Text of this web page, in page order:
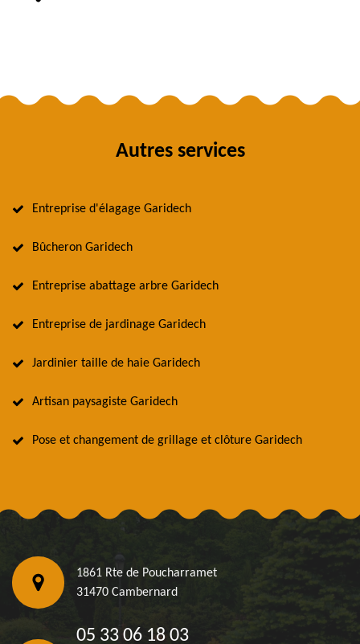
Autres services
Entreprise d'élagage Garidech
Bûcheron Garidech
Entreprise abattage arbre Garidech
Entreprise de jardinage Garidech
Jardinier taille de haie Garidech
Artisan paysagiste Garidech
Pose et changement de grillage et clôture Garidech
1861 Rte de Poucharramet
31470 Cambernard
05 33 06 18 03